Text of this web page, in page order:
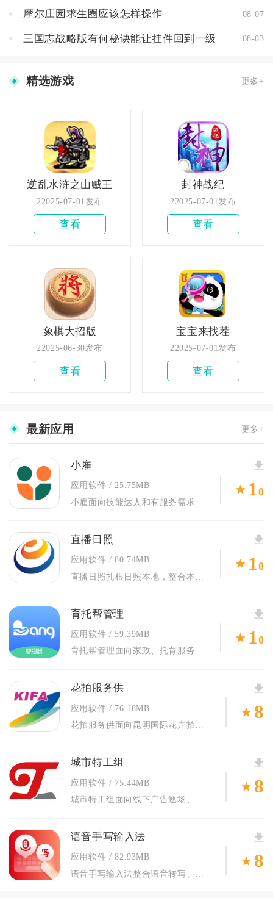
摩尔庄园求生圈应该怎样操作 08-07
三国志战略版有何秘诀能让挂件回到一级 08-03
精选游戏 更多+
逆乱水浒之山贼王
22025-07-01发布
查看
封神战纪
22025-07-01发布
查看
象棋大招版
22025-06-30发布
查看
宝宝来找茬
22025-07-01发布
查看
最新应用 更多+
小雇
应用软件
25.75MB
10
直播日照
应用软件
80.74MB
10
育托帮管理
应用软件
59.39MB
育托帮管理面向家政、托育服务门店打造一体化移动办公管理工具，...
10
花拍服务供
应用软件
76.18MB
花拍服务供面向昆明国际花卉拍卖交易中心入驻供货商打造移动端业...
8
城市特工组
应用软件
75.44MB
8
语音手写输入法
应用软件
82.93MB
8